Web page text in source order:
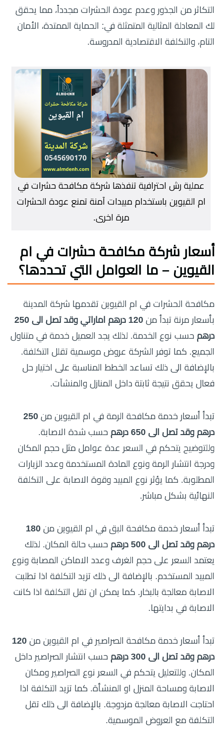
التكاثر من الجذور وعدم عودة الحشرات مجدداً، مما يحقق
لك المعادلة المثالية المتمثلة في: الحماية الممتدة، الأمان
التام، والتكلفة الاقتصادية المدروسة.
عملية رش احترافية تنفذها شركة مكافحة حشرات في
ام القيوين باستخدام مبيدات آمنة تمنع عودة الحشرات
مرة اخرى.
أسعار شركة مكافحة حشرات في ام
القيوين – ما العوامل التي تحددها؟
مكافحة الحشرات في ام القيوين تقدمها شركة المدينة
بأسعار مرنة تبدأ من
120 درهم اماراتي وقد تصل الى 250
درهم حسب نوع الخدمة. لذلك يجد العميل خدمة في متناول
الجميع. كما توفر الشركة عروض موسمية تقلل التكلفة.
بالإضافة الى ذلك تساعد الخطط المناسبة على اختيار حل
فعال يحقق نتيجة ثابتة داخل المنازل والمنشآت.
تبدأ أسعار خدمة مكافحة الرمة في ام القيوين من 250
درهم وقد تصل الى 650 درهم
حسب شدة الاصابة.
وللتوضيح يتحكم في السعر عدة عوامل مثل حجم المكان
ودرجة انتشار الرمة ونوع المادة المستخدمة وعدد الزيارات
المطلوبة. كما يؤثر نوع المبيد وقوة الاصابة على التكلفة
النهائية بشكل مباشر.
تبدأ أسعار خدمة مكافحة البق في ام القيوين من 180
درهم وقد تصل الى 500 درهم
حسب حالة المكان. لذلك
يعتمد السعر على حجم الغرف وعدد الاماكن المصابة ونوع
المبيد المستخدم. بالإضافة الى ذلك تزيد التكلفة اذا تطلبت
الاصابة معالجة بالبخار. كما يمكن ان تقل التكلفة اذا كانت
الاصابة في بدايتها.
تبدأ أسعار خدمة مكافحة الصراصير في ام القيوين من 120
درهم وقد تصل الى 300 درهم
حسب انتشار الصراصير داخل
المكان. وللتعليل يتحكم في السعر نوع الصراصير ومكان
الاصابة ومساحة المنزل او المنشأة. كما تزيد التكلفة اذا
احتاجت الاصابة معالجة مزدوجة. بالإضافة الى ذلك تقل
التكلفة مع العروض الموسمية.